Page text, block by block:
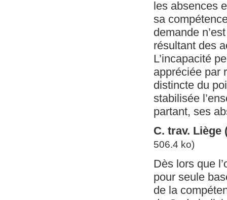
les absences
sa
demande
résultant des
L’incapacité
appréciée par
distincte du
stabilisée
partant, ses
C. trav. Liège
506.4 ko)
Dès lors que
pour seule
de la